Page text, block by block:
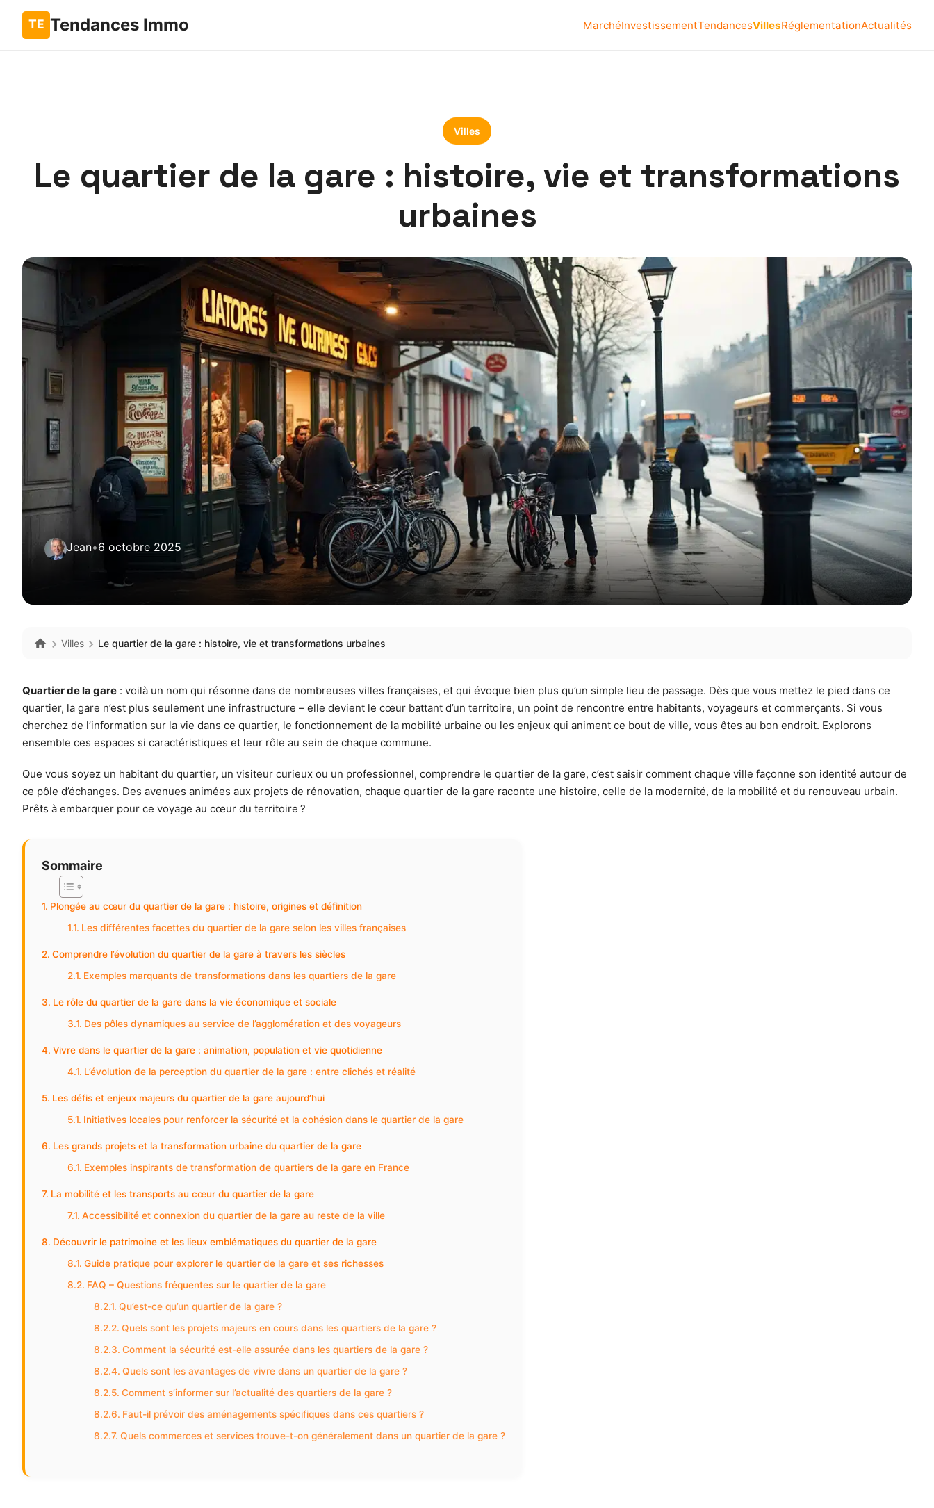
Tendances Immo MarchéInvestissementTendancesVillesRéglementationActualités
Villes
Le quartier de la gare : histoire, vie et transformations
urbaines
Jean•6 octobre 2025
Villes Le quartier de la gare : histoire, vie et transformations urbaines
Quartier de la gare : voilà un nom qui résonne dans de nombreuses villes françaises, et qui évoque bien plus qu’un simple lieu de passage. Dès que vous mettez le pied dans ce
quartier, la gare n’est plus seulement une infrastructure – elle devient le cœur battant d’un territoire, un point de rencontre entre habitants, voyageurs et commerçants. Si vous
cherchez de l’information sur la vie dans ce quartier, le fonctionnement de la mobilité urbaine ou les enjeux qui animent ce bout de ville, vous êtes au bon endroit. Explorons
ensemble ces espaces si caractéristiques et leur rôle au sein de chaque commune.
Que vous soyez un habitant du quartier, un visiteur curieux ou un professionnel, comprendre le quartier de la gare, c’est saisir comment chaque ville façonne son identité autour de
ce pôle d’échanges. Des avenues animées aux projets de rénovation, chaque quartier de la gare raconte une histoire, celle de la modernité, de la mobilité et du renouveau urbain.
Prêts à embarquer pour ce voyage au cœur du territoire ?
Sommaire
Plongée au cœur du quartier de la gare : histoire, origines et définition
Les différentes facettes du quartier de la gare selon les villes françaises
Comprendre l’évolution du quartier de la gare à travers les siècles
Exemples marquants de transformations dans les quartiers de la gare
Le rôle du quartier de la gare dans la vie économique et sociale
Des pôles dynamiques au service de l’agglomération et des voyageurs
Vivre dans le quartier de la gare : animation, population et vie quotidienne
L’évolution de la perception du quartier de la gare : entre clichés et réalité
Les défis et enjeux majeurs du quartier de la gare aujourd’hui
Initiatives locales pour renforcer la sécurité et la cohésion dans le quartier de la gare
Les grands projets et la transformation urbaine du quartier de la gare
Exemples inspirants de transformation de quartiers de la gare en France
La mobilité et les transports au cœur du quartier de la gare
Accessibilité et connexion du quartier de la gare au reste de la ville
Découvrir le patrimoine et les lieux emblématiques du quartier de la gare
Guide pratique pour explorer le quartier de la gare et ses richesses
FAQ – Questions fréquentes sur le quartier de la gare
Qu’est-ce qu’un quartier de la gare ?
Quels sont les projets majeurs en cours dans les quartiers de la gare ?
Comment la sécurité est-elle assurée dans les quartiers de la gare ?
Quels sont les avantages de vivre dans un quartier de la gare ?
Comment s’informer sur l’actualité des quartiers de la gare ?
Faut-il prévoir des aménagements spécifiques dans ces quartiers ?
Quels commerces et services trouve-t-on généralement dans un quartier de la gare ?